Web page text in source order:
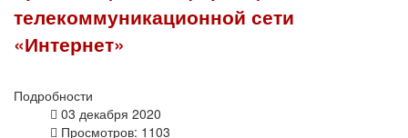
телекоммуникационной сети
«Интернет»
Подробности
03 декабря 2020
Просмотров: 1103